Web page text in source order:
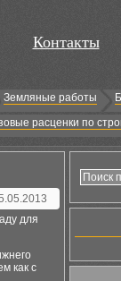
Контакты
Земляные работы
расценки по
для
как с